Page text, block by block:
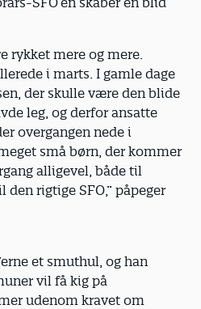
rykket mere og mere.
i marts. I gamle dage
der skulle være den blide
leg, og derfor ansatte
overgangen nede i
små børn, der kommer
alligevel, både til
den rigtige SFO,” påpeger
et smuthul, og han
vil få kig på
udenom kravet om